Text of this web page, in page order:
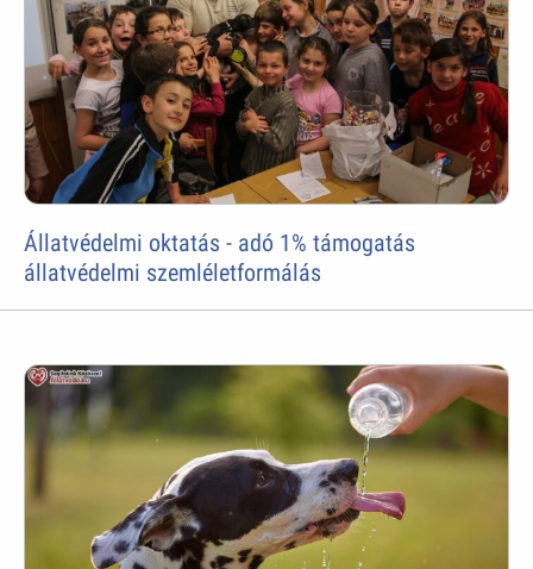
Állatvédelmi oktatás - adó 1% támogatás
állatvédelmi szemléletformálás